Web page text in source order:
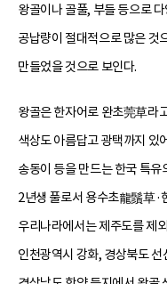
왕골이나 골풀, 부들 등으로
공납량이 절대적으로 많은 것
만들었을 것으로 보인다.
왕골은 한자어로 완초莞草라
색상도 아름답고 광택까지 있
송동이 등을 만드는 한국 특
2년생 풀로서 용수초龍鬚草
우리나라에서는 제주도를 제
인천광역시 강화, 경상북도